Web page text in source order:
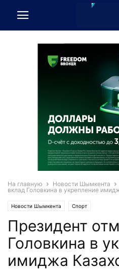
На главную Новости Шымкента
вклад Головкина в укрепление
Новости Шымкента Спорт
Президент
Головкина в
имиджа